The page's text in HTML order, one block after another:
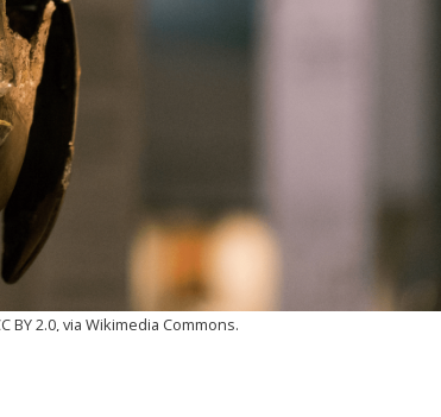
BY 2.0, via Wikimedia Commons.